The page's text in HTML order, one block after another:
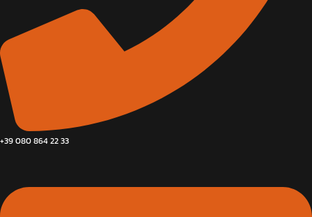
+39 080 864 22 33